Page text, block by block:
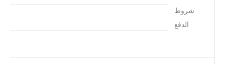
شروط
الدفع